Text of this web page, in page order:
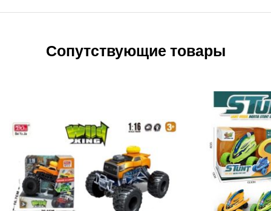
Сопутствующие товары